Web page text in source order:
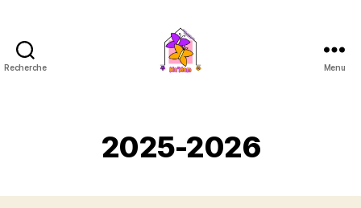
Recherche Menu
2025-2026